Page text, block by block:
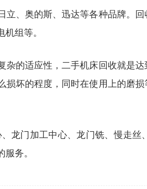
、奥的斯、迅达等各种品牌。
组等。
的适应性，二手机床回收就是
坏的程度，同时在使用上的磨
龙门加工中心、龙门铣、慢走
务。